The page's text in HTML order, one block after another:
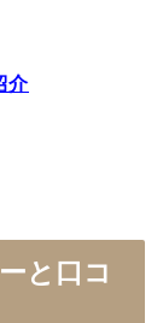
介
と口コ